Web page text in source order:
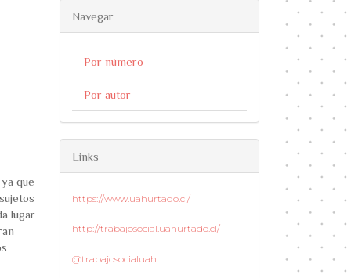
que
lugar
Navegar
Por número
Por autor
Links
https://www.uahurtado.cl/
http://trabajosocial.uahurtado.cl/
@trabajosocialuah